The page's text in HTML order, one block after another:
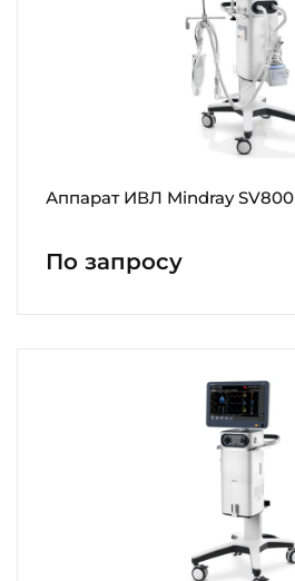
Аппарат ИВЛ Mindray SV800
По запросу